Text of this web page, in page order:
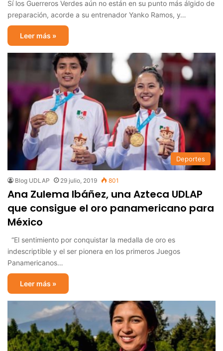
Sí los Guerreros Verdes aún no están en su punto más álgido de
preparación, acorde a su entrenador Yanko Ramos, y…
Leer más »
Deportes
Blog UDLAP 29 julio, 2019 801
Ana Zulema Ibáñez, una Azteca UDLAP
que consigue el oro panamericano para
México
“El sentimiento por conquistar la medalla de oro es
indescriptible y el ser pionera en los primeros Juegos
Panamericanos…
Leer más »